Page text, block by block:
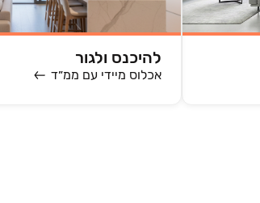
להיכנס ולגור
אכלוס מיידי עם ממ״ד